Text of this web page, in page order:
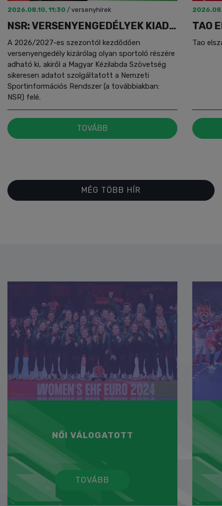
2026.08.10. 11:30 / versenyhírek
NSR: VERSENYENGEDÉLYEK KIADÁSÁNAK FELTÉTELE
A 2026/2027-es szezontól kezdődően
versenyengedély kizárólag olyan sportoló részére
adható ki, akiről a Magyar Kézilabda Szövetség
sikeresen adatot szolgáltatott a Nemzeti
Sportinformációs Rendszer (a továbbiakban:
NSR) felé.
TOVÁBB
TAO
Tao
MÉG TÖBB HÍR
NŐI VÁLOGATOTT
TOVÁBB